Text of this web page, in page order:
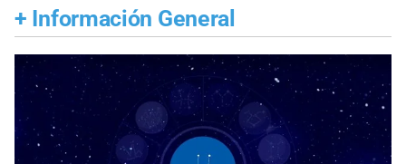
+ Información General